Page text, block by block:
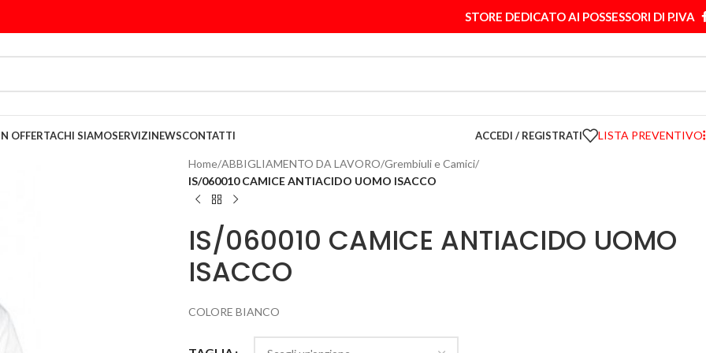
STORE DEDICATO AI POSSESSORI DI P.IVA
OFFERTACHI SIAMOSERVIZINEWSCONTATTI ACCEDI / REGISTRATI LISTA PREVENTIVO
Home/ABBIGLIAMENTO DA LAVORO/Grembiuli e Camici/
IS/060010 CAMICE ANTIACIDO UOMO ISACCO
IS/060010 CAMICE ANTIACIDO UOMO
ISACCO
COLORE BIANCO